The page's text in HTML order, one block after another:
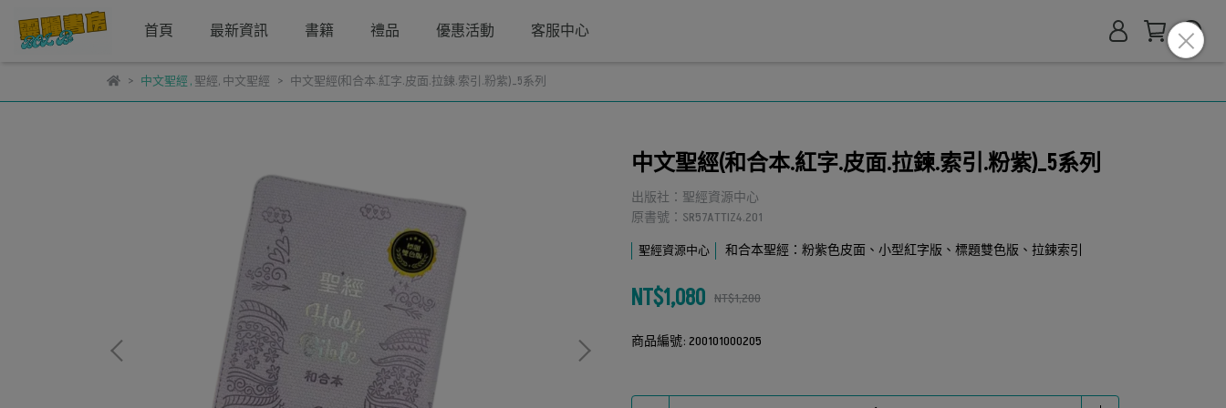
首頁 最新資訊 書籍 禮品 優惠活動 客服中心
中文聖經, 聖經, 中文聖經 中文聖經(和合本.紅字.皮面.拉鍊.索引.粉紫)_5系列
中文聖經(和合本.紅字.皮面.拉鍊.索引.粉紫)_5系列
出版社：聖經資源中心
原書號：SR57ATTIZ4.201
聖經資源中心 和合本聖經：粉紫色皮面、小型紅字版、標題雙色版、拉鍊索引
NT$1,080 NT$1,200
商品編號: 200101000205